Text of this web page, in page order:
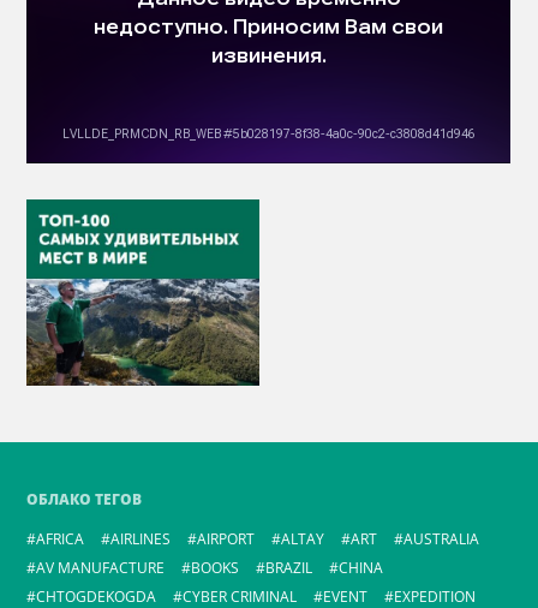
ОБЛАКО ТЕГОВ
AFRICA
AIRLINES AIRPORT ALTAY ART
AUSTRALIA
AV MANUFACTURE
BOOKS BRAZIL
CHINA
CHTOGDEKOGDA
CYBER CRIMINAL EVENT
EXPEDITION